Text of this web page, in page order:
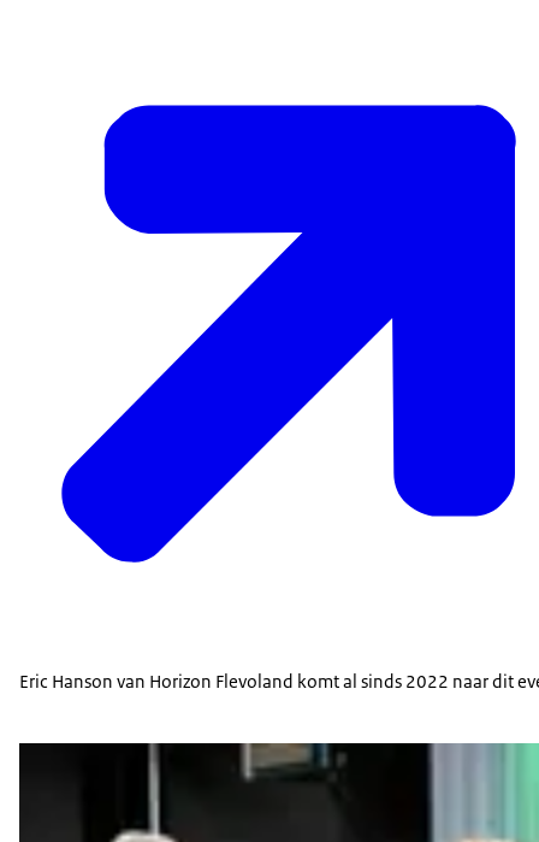
Eric Hanson van Horizon Flevoland komt al sinds 2022 naar dit